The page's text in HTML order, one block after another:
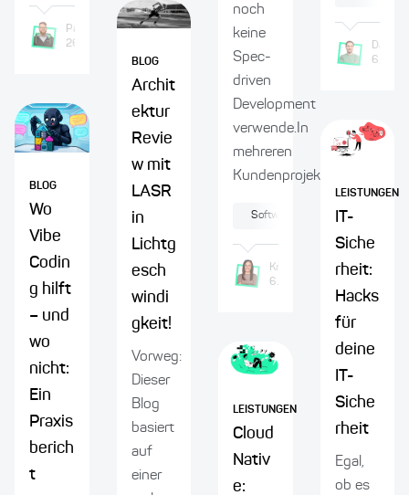
Patrick
Krings
26.2.2026
BLOG
Wo
Vibe
Codin
g hilft
– und
wo
nicht:
Ein
Praxis
berich
t
BLOG
Archit
ektur
Revie
w mit
LASR
in
Lichtg
esch
windi
gkeit!
Vorweg:
Dieser
Blog
basiert
auf
einer
noch
keine
Spec-
driven
Development
verwende.In
mehreren
Kundenprojekten...
Software-Modernisierung
Krisztina
Szathmary
6.2.2026
LEISTUNGEN
Cloud
Nativ
e:
Daniel
LEISTUNGEN
IT-
Siche
rheit:
Hacks
für
deine
IT-
Siche
rheit
Egal,
ob es